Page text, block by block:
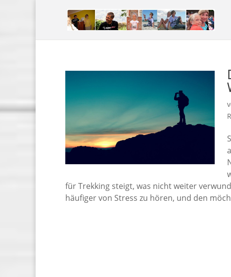
für Trekking steigt, was nicht weiter
häufiger von Stress zu hören, und den